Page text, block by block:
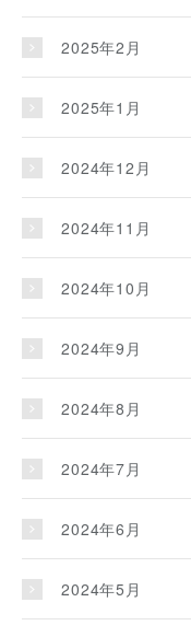
2025年2月
2025年1月
2024年12月
2024年11月
2024年10月
2024年9月
2024年8月
2024年7月
2024年6月
2024年5月